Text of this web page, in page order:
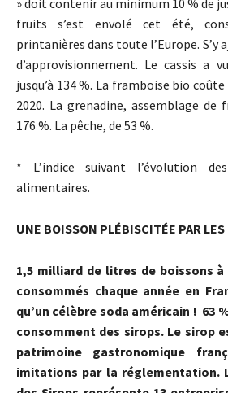
» doit contenir au minimum 10 % de
fruits s’est envolé cet été,
printanières dans toute l’Europe. S’y
d’approvisionnement. Le cassis a
jusqu’à 134 %. La framboise bio coûte
2020. La grenadine, assemblage de
176 %. La pêche, de 53 %.
* L’indice suivant l’évolution
alimentaires.
UNE BOISSON PLÉBISCITÉE PAR LES
1,5 milliard de litres de boissons
consommés chaque année en
qu’un célèbre soda américain ! 63
consomment des sirops. Le sirop
patrimoine gastronomique
imitations par la réglementation.